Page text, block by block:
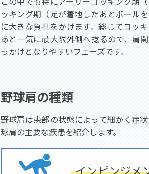
ッキング期（足が着地したあとボール
に大きな負担をかけます。総じてコッ
あと一気に最大限外側へ捻るので、肩
っかけとなりやすいフェーズです。
野球肩の種類
野球肩は患部の状態によって細かく症
球肩の主要な疾患を紹介します。
インピンジメ